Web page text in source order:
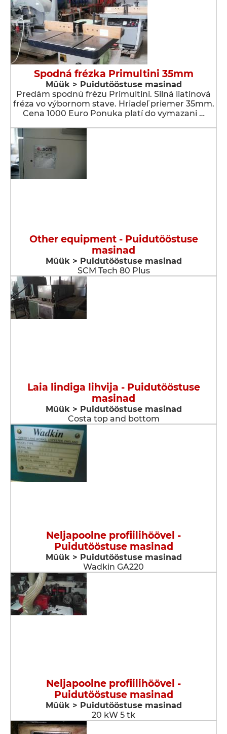
Spodná frézka Primultini 35mm
Müük > Puidutööstuse masinad
Predám spodnú frézu Primultini. Silná liatinová
fréza vo výbornom stave. Hriadeľ priemer 35mm.
Cena 1000 Euro Ponuka platí do vymazani …
Other equipment - Puidutööstuse
masinad
Müük > Puidutööstuse masinad
SCM Tech 80 Plus
Laia lindiga lihvija - Puidutööstuse
masinad
Müük > Puidutööstuse masinad
Costa top and bottom
Neljapoolne profiilihöövel -
Puidutööstuse masinad
Müük > Puidutööstuse masinad
Wadkin GA220
Neljapoolne profiilihöövel -
Puidutööstuse masinad
Müük > Puidutööstuse masinad
20 kW 5 tk